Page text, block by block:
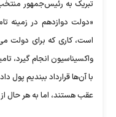
تبریک به رئیس‌جمهور
«دولت دوازدهم در زمینه
است، کاری که برای دولت
واکسیناسیون انجام گیرد،
با آن‌ها قرارداد ببندیم پول
عقب هستند، اما به هر حال